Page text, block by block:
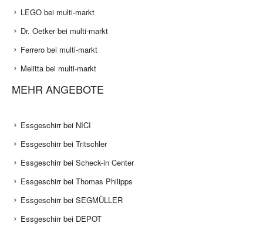
LEGO bei multi-markt
Dr. Oetker bei multi-markt
Ferrero bei multi-markt
Melitta bei multi-markt
MEHR ANGEBOTE
Essgeschirr bei NICI
Essgeschirr bei Tritschler
Essgeschirr bei Scheck-in Center
Essgeschirr bei Thomas Philipps
Essgeschirr bei SEGMÜLLER
Essgeschirr bei DEPOT